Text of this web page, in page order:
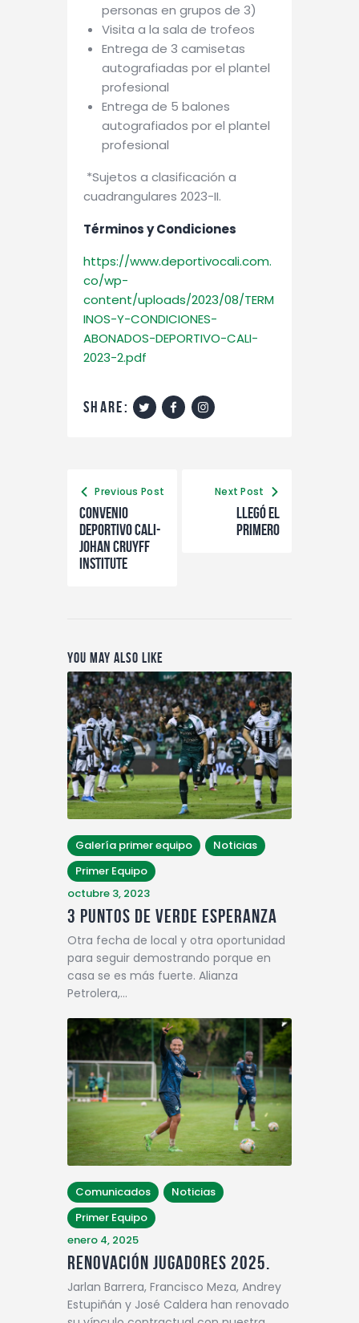
personas en grupos de 3)
Visita a la sala de trofeos
Entrega de 3 camisetas
autografiadas por el plantel
profesional
Entrega de 5 balones
autografiados por el plantel
profesional
*Sujetos a clasificación a
cuadrangulares 2023-II.
Términos y Condiciones
https://www.deportivocali.com.
co/wp-
content/uploads/2023/08/TERM
INOS-Y-CONDICIONES-
ABONADOS-DEPORTIVO-CALI-
2023-2.pdf
share:
Previous Post
Convenio
Deportivo Cali-
Johan Cruyff
Institute
Next Post
LLEGÓ EL
PRIMERO
You May Also Like
Galería primer equipo
Noticias
Primer Equipo
octubre 3, 2023
3 PUNTOS DE VERDE ESPERANZA
Otra fecha de local y otra oportunidad
para seguir demostrando porque en
casa se es más fuerte. Alianza
Petrolera,…
Comunicados
Noticias
Primer Equipo
enero 4, 2025
RENOVACIÓN JUGADORES 2025.
Jarlan Barrera, Francisco Meza, Andrey
Estupiñán y José Caldera han renovado